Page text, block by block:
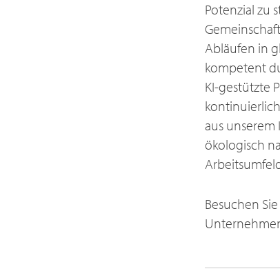
Potenzial zu
Abläufen in
kompetent
KI-gestützte
aus unserem
ökologisch
Besuchen Sie